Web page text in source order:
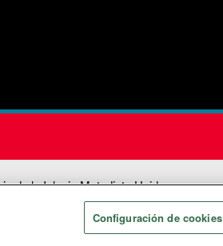
de la Iglesia Metodista Unida
todos los derechos
Configuración de cookies